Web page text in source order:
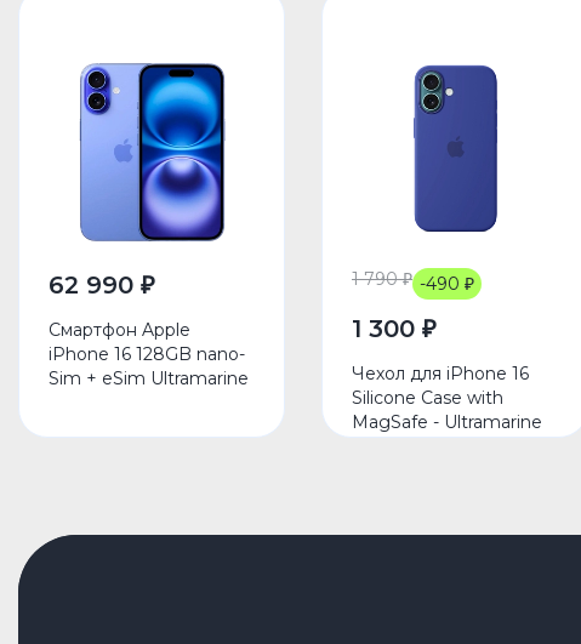
62 990 ₽
Смартфон Apple
iPhone 16 128GB nano-
Sim + eSim Ultramarine
1 790 ₽ -490 ₽
1 300 ₽
Чехол для iPhone 16
Silicone Case with
MagSafe - Ultramarine